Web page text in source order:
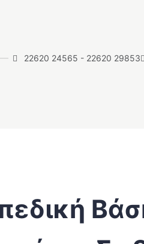
22620 24565 - 22620 29853